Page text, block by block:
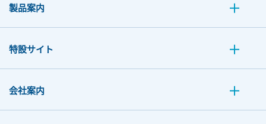
製品案内
特設サイト
会社案内